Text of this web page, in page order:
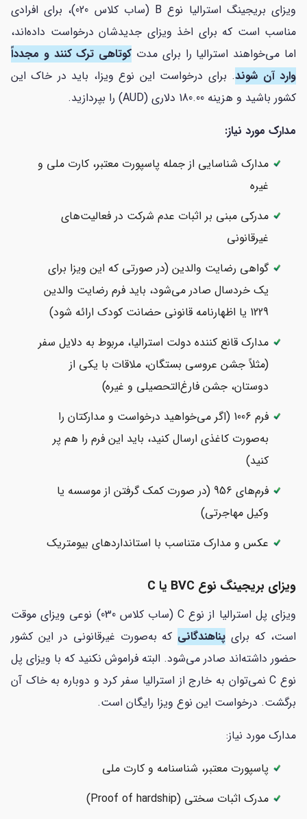
ویزای بریجینگ استرالیا نوع B (ساب کلاس 020)، برای افرادی
مناسب است که برای اخذ ویزای جدیدشان درخواست داده‌اند،
اما می‌خواهند استرالیا را برای مدت کوتاهی ترک کنند و مجدداً
وارد آن شوند. برای درخواست این نوع ویزا، باید در خاک این
کشور باشید و هزینه 180.00 دلاری (AUD) را بپردازید.
مدارک مورد نیاز:
مدارک شناسایی از جمله پاسپورت معتبر، کارت ملی و
غیره
مدرکی مبنی بر اثبات عدم شرکت در فعالیت‌های
غیرقانونی
گواهی رضایت والدین (در صورتی که این ویزا برای
یک خردسال صادر می‌شود، باید فرم رضایت والدین
1229 یا اظهارنامه قانونی حضانت کودک ارائه شود)
مدارک قانع کننده دولت استرالیا، مربوط به دلایل سفر
(مثلاً جشن عروسی بستگان، ملاقات با یکی از
دوستان، جشن فارغ‌التحصیلی و غیره)
فرم 1006 (اگر می‌خواهید درخواست و مدارکتان را
به‌صورت کاغذی ارسال کنید، باید این فرم را هم پر
کنید)
فرم‌های 956 (در صورت کمک گرفتن از موسسه یا
وکیل مهاجرتی)
عکس و مدارک متناسب با استانداردهای بیومتریک
ویزای بریجینگ نوع BVC یا C
ویزای پل استرالیا از نوع C (ساب کلاس 030) نوعی ویزای موقت
است، که برای پناهندگانی که به‌صورت غیرقانونی در این کشور
حضور داشته‌اند صادر می‌شود. البته فراموش نکنید که با ویزای پل
نوع C نمی‌توان به خارج از استرالیا سفر کرد و دوباره به خاک آن
برگشت. درخواست این نوع ویزا رایگان است.
مدارک مورد نیاز:
پاسپورت معتبر، شناسنامه و کارت ملی
مدرک اثبات سختی (Proof of hardship)